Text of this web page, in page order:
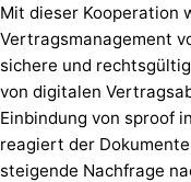
Mit dieser Kooperation
Vertragsmanagement
sichere und
von digitalen
Einbindung von sproof
reagiert der
steigende Nachfrage